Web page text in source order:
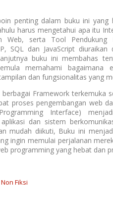
penting dalam buku ini yang
harus mengetahui apa itu
Web, serta Tool Pendukung
SQL dan JavaScript
buku ini membahas
memahami bagaimana
dan fungsionalitas yang
Framework terkemuka
proses pengembangan web
Interface)
dan sistem
mudah diikuti, Buku ini
ingin memulai perjalanan
programming yang hebat dan
Non Fiksi